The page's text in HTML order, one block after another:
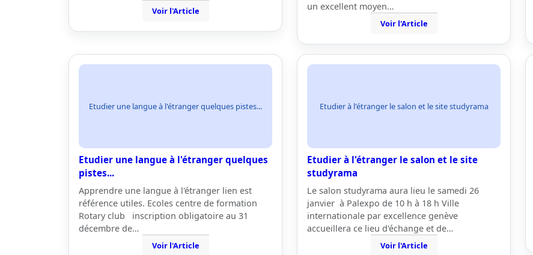
Voir l'Article
un excellent moyen…
Voir l'Article
Etudier une langue à l'étranger quelques pistes...
Etudier une langue à l'étranger quelques
pistes...
Apprendre une langue à l'étranger lien est
référence utiles. Ecoles centre de formation
Rotary club inscription obligatoire au 31
décembre de…
Voir l'Article
Etudier à l'étranger le salon et le site studyrama
Etudier à l'étranger le salon et le site
studyrama
Le salon studyrama aura lieu le samedi 26
janvier à Palexpo de 10 h à 18 h Ville
internationale par excellence genève
accueillera ce lieu d'échange et de…
Voir l'Article